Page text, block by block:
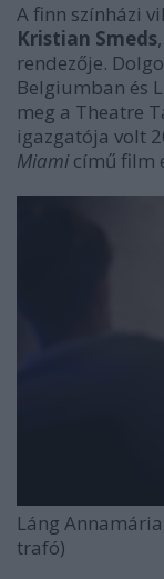
A finn színházi
Kristian Smeds
rendezője.
Belgiumban és
meg a Theatre
igazgatója volt
Miami című film
Láng
trafó)